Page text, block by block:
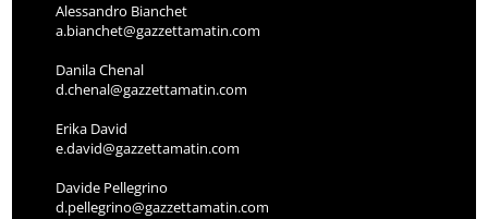
Alessandro Bianchet
a.bianchet@gazzettamatin.com
Danila Chenal
d.chenal@gazzettamatin.com
Erika David
e.david@gazzettamatin.com
Davide Pellegrino
d.pellegrino@gazzettamatin.com